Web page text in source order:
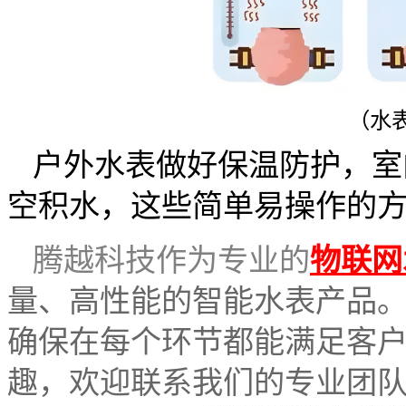
（
户外水表做好保温防护，
空积水，这些简单易操作的
腾越科技作为专业的物联网
量、高性能的智能水表产品
确保在每个环节都能满足客
趣，欢迎联系我们的专业团